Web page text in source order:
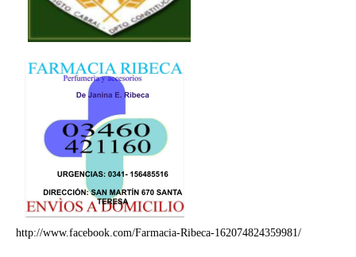
http://www.facebook.com/Farmacia-Ribeca-162074824359981/